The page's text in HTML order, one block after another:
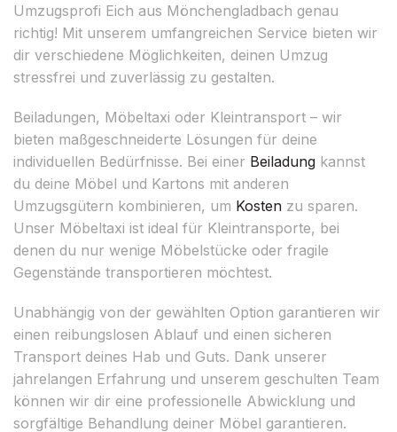
Umzugsprofi Eich aus Mönchengladbach genau
richtig! Mit unserem umfangreichen Service bieten wir
dir verschiedene Möglichkeiten, deinen Umzug
stressfrei und zuverlässig zu gestalten.
Beiladungen, Möbeltaxi oder Kleintransport – wir
bieten maßgeschneiderte Lösungen für deine
individuellen Bedürfnisse. Bei einer Beiladung kannst
du deine Möbel und Kartons mit anderen
Umzugsgütern kombinieren, um Kosten zu sparen.
Unser Möbeltaxi ist ideal für Kleintransporte, bei
denen du nur wenige Möbelstücke oder fragile
Gegenstände transportieren möchtest.
Unabhängig von der gewählten Option garantieren wir
einen reibungslosen Ablauf und einen sicheren
Transport deines Hab und Guts. Dank unserer
jahrelangen Erfahrung und unserem geschulten Team
können wir dir eine professionelle Abwicklung und
sorgfältige Behandlung deiner Möbel garantieren.